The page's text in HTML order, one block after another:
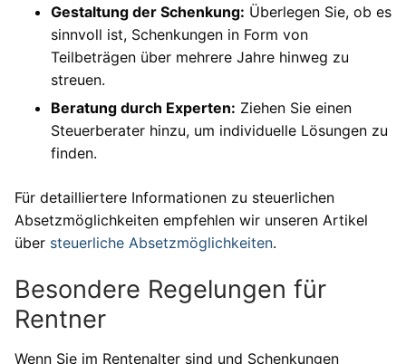
Gestaltung der Schenkung: Überlegen Sie, ob es
sinnvoll ist, Schenkungen in Form von
Teilbeträgen über mehrere Jahre hinweg zu
streuen.
Beratung durch Experten: Ziehen Sie einen
Steuerberater hinzu, um individuelle Lösungen zu
finden.
Für detailliertere Informationen zu steuerlichen
Absetzmöglichkeiten empfehlen wir unseren Artikel
über steuerliche Absetzmöglichkeiten.
Besondere Regelungen für
Rentner
Wenn Sie im Rentenalter sind und Schenkungen